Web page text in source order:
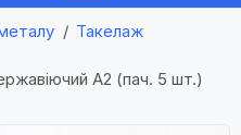
Такелаж
А2 (пач. 5 шт.)